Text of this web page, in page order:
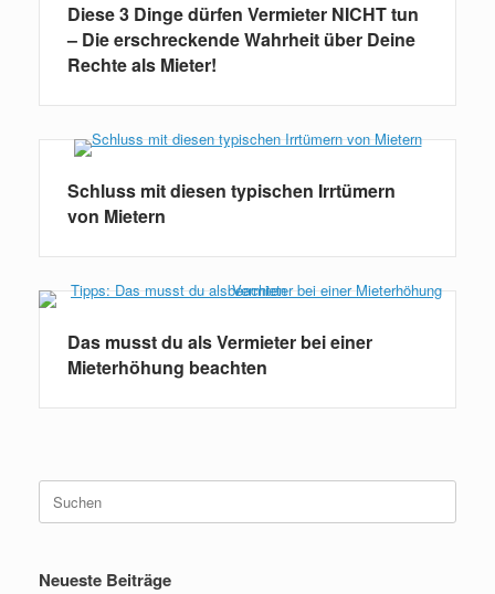
Diese 3 Dinge dürfen Vermieter NICHT tun
– Die erschreckende Wahrheit über Deine
Rechte als Mieter!
Schluss mit diesen typischen Irrtümern
von Mietern
Das musst du als Vermieter bei einer
Mieterhöhung beachten
nach:
Neueste Beiträge